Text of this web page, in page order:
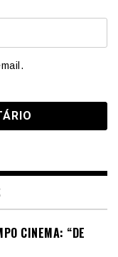
CINEMA: “DE